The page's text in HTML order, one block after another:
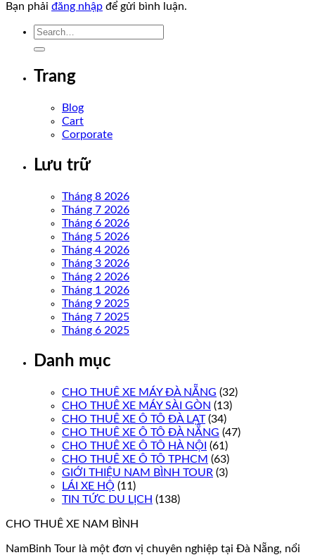
Bạn phải đăng nhập để gửi bình luận.
Trang
Blog
Cart
Corporate
Lưu trữ
Tháng 8 2026
Tháng 7 2026
Tháng 6 2026
Tháng 5 2026
Tháng 4 2026
Tháng 3 2026
Tháng 2 2026
Tháng 1 2026
Tháng 9 2025
Tháng 7 2025
Tháng 6 2025
Danh mục
CHO THUÊ XE MÁY ĐÀ NẴNG (32)
CHO THUÊ XE MÁY SÀI GÒN (13)
CHO THUÊ XE Ô TÔ ĐÀ LẠT(34)
CHO THUÊ XE Ô TÔ ĐÀ NẴNG (47)
CHO THUÊ XE Ô TÔ HÀ NỘI (61)
CHO THUÊ XE Ô TÔ TPHCM (63)
GIỚI THIỆU NAM BÌNH TOUR (3)
LÁI XE HỘ (11)
TIN TỨC DU LỊCH (138)
CHO THUÊ XE NAM BÌNH
NamBinh Tour là một đơn vị chuyên nghiệp tại Đà Nẵng, nổi